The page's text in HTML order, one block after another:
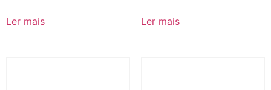
Ler mais Ler mais